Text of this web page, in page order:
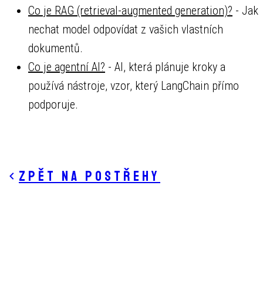
Co je RAG (retrieval-augmented generation)? - Jak
nechat model odpovídat z vašich vlastních
dokumentů.
Co je agentní AI? - AI, která plánuje kroky a
používá nástroje, vzor, který LangChain přímo
podporuje.
Zpět na postřehy